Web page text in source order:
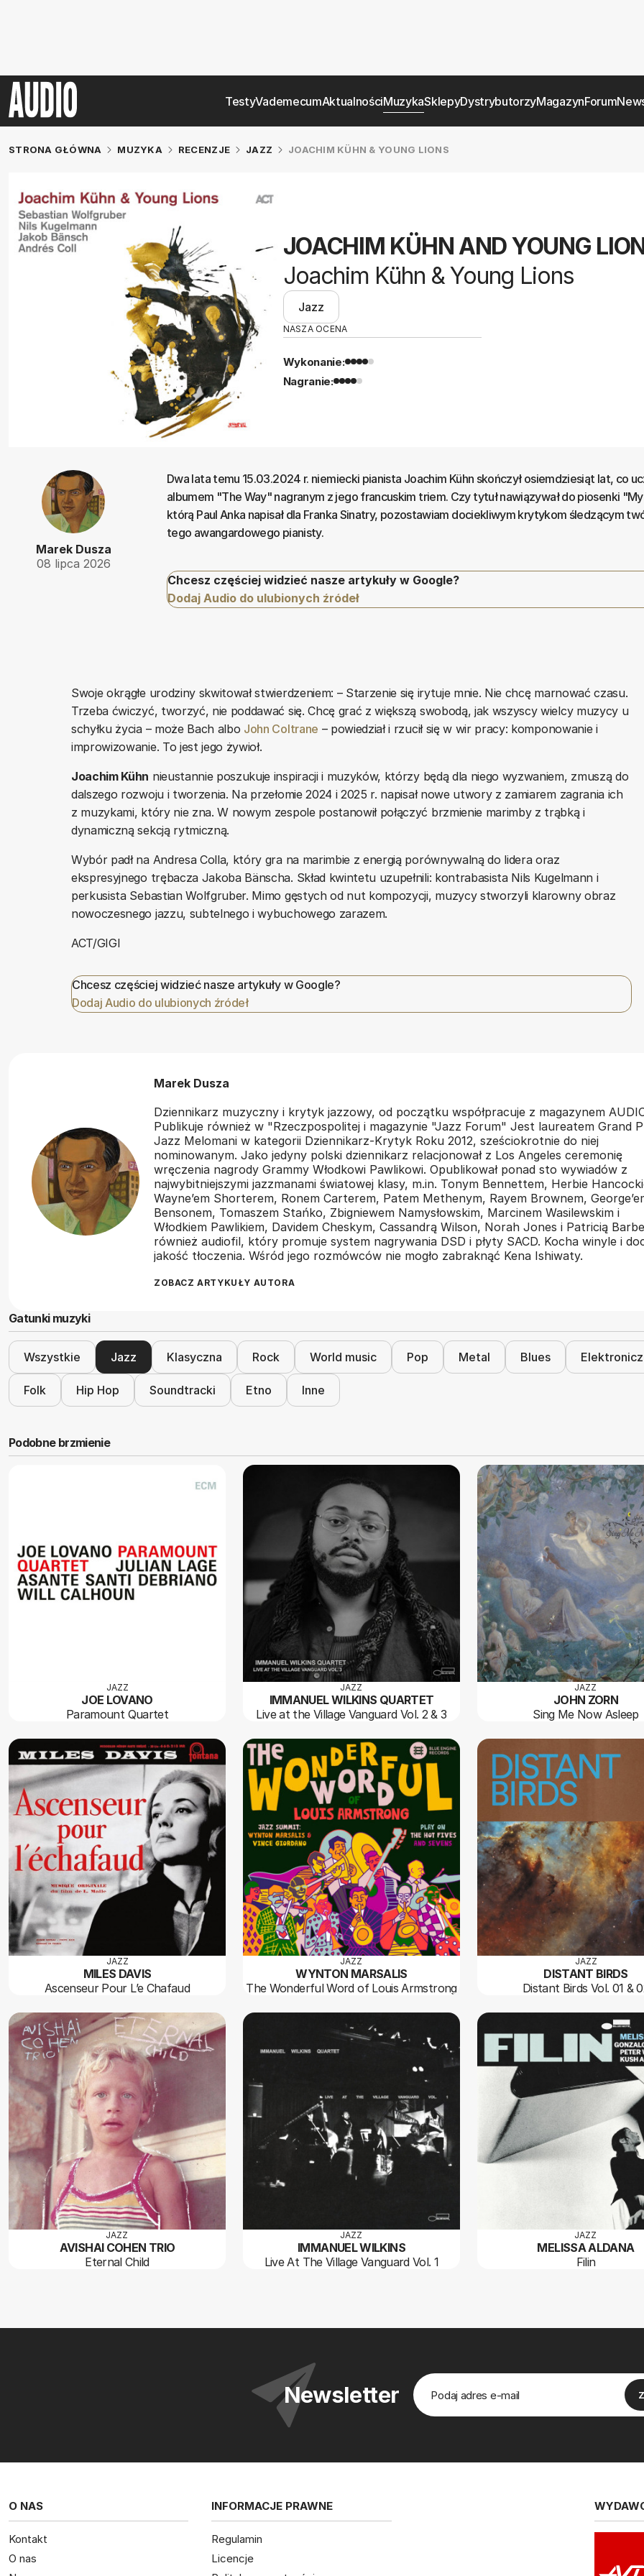
TestyVademecumAktualnościMuzykaSklepyDystrybutorzyMagazynForum
STRONA GŁÓWNA MUZYKA RECENZJE JAZZ JOACHIM KÜHN & YOUNG LIONS
JOACHIM KÜHN AND YOUNG
Joachim Kühn & Young Lions
Jazz
NASZA OCENA
Wykonanie:
Nagranie:
Marek Dusza
08 lipca 2026
Dwa lata temu 15.03.2024 r. niemiecki pianista Joachim Kühn skończył osiemdziesiąt lat, co
albumem "The Way" nagranym z jego francuskim triem. Czy tytuł nawiązywał do piosenki
którą Paul Anka napisał dla Franka Sinatry, pozostawiam dociekliwym krytykom śledzącym
tego awangardowego pianisty.
Chcesz częściej widzieć nasze artykuły w Google?
Dodaj Audio do ulubionych źródeł
Swoje okrągłe urodziny skwitował stwierdzeniem: – Starzenie się irytuje mnie. Nie chcę marnować czasu.
Trzeba ćwiczyć, tworzyć, nie poddawać się. Chcę grać z większą swobodą, jak wszyscy wielcy muzycy u
schyłku życia – może Bach albo John Coltrane – powiedział i rzucił się w wir pracy: komponowanie i
improwizowanie. To jest jego żywioł.
Joachim Kühn nieustannie poszukuje inspiracji i muzyków, którzy będą dla niego wyzwaniem, zmuszą do
dalszego rozwoju i tworzenia. Na przełomie 2024 i 2025 r. napisał nowe utwory z zamiarem zagrania ich
z muzykami, który nie zna. W nowym zespole postanowił połączyć brzmienie marimby z trąbką i
dynamiczną sekcją rytmiczną.
Wybór padł na Andresa Colla, który gra na marimbie z energią porównywalną do lidera oraz
ekspresyjnego trębacza Jakoba Bänscha. Skład kwintetu uzupełnili: kontrabasista Nils Kugelmann i
perkusista Sebastian Wolfgruber. Mimo gęstych od nut kompozycji, muzycy stworzyli klarowny obraz
nowoczesnego jazzu, subtelnego i wybuchowego zarazem.
ACT/GIGI
Chcesz częściej widzieć nasze artykuły w Google?
Dodaj Audio do ulubionych źródeł
Marek Dusza
Dziennikarz muzyczny i krytyk jazzowy, od początku współpracuje z magazynem
Publikuje również w "Rzeczpospolitej i magazynie "Jazz Forum" Jest laureatem Grand
Jazz Melomani w kategorii Dziennikarz-Krytyk Roku 2012, sześciokrotnie do niej
nominowanym. Jako jedyny polski dziennikarz relacjonował z Los Angeles ceremonię
wręczenia nagrody Grammy Włodkowi Pawlikowi. Opublikował ponad sto wywiadów z
najwybitniejszymi jazzmanami światowej klasy, m.in. Tonym Bennettem, Herbie
Wayne’em Shorterem, Ronem Carterem, Patem Methenym, Rayem Brownem,
Bensonem, Tomaszem Stańko, Zbigniewem Namysłowskim, Marcinem Wasilewskim i
Włodkiem Pawlikiem, Davidem Cheskym, Cassandrą Wilson, Norah Jones i Patricią
również audiofil, który promuje system nagrywania DSD i płyty SACD. Kocha winyle i
jakość tłoczenia. Wśród jego rozmówców nie mogło zabraknąć Kena Ishiwaty.
ZOBACZ ARTYKUŁY AUTORA
Gatunki muzyki
Wszystkie Jazz Klasyczna Rock World music Pop Metal Blues
Folk Hip Hop Soundtracki Etno Inne
Podobne brzmienie
JAZZ
JOE LOVANO
Paramount Quartet
JAZZ
IMMANUEL WILKINS QUARTET
Live at the Village Vanguard Vol. 2 & 3
JAZZ
JOHN ZORN
Sing Me Now Asleep
JAZZ
MILES DAVIS
Ascenseur Pour L’e Chafaud
JAZZ
WYNTON MARSALIS
The Wonderful Word of Louis Armstrong
JAZZ
DISTANT BIRDS
Distant Birds Vol. 01 &
JAZZ
AVISHAI COHEN TRIO
Eternal Child
JAZZ
IMMANUEL WILKINS
Live At The Village Vanguard Vol. 1
JAZZ
MELISSA ALDANA
Filin
Newsletter
O NAS
Kontakt
O nas
INFORMACJE PRAWNE
Regulamin
Licencje